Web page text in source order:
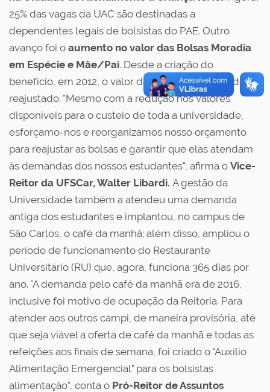
25% das vagas da UAC são destinadas a
dependentes legais de bolsistas do PAE. Outro
avanço foi o aumento no valor das Bolsas Moradia
em Espécie e Mãe/Pai. Desde a criação do
benefício, em 2012, o valor da bolsa não havia sido
reajustado. "Mesmo com a redução nos valores
disponíveis para o custeio de toda a universidade,
esforçamo-nos e reorganizamos nosso orçamento
para reajustar as bolsas e garantir que elas atendam
às demandas dos nossos estudantes", afirma o Vice-
Reitor da UFSCar, Walter Libardi. A gestão da
Universidade também a atendeu uma demanda
antiga dos estudantes e implantou, no campus de
São Carlos, o café da manhã; além disso, ampliou o
período de funcionamento do Restaurante
Universitário (RU) que, agora, funciona 365 dias por
ano. "A demanda pelo café da manhã era de 2016,
inclusive foi motivo de ocupação da Reitoria. Para
atender aos outros campi, de maneira provisória, até
que seja viável a oferta de café da manhã e todas as
refeições aos finais de semana, foi criado o "Auxílio
Alimentação Emergencial" para os bolsistas
alimentação", conta o Pró-Reitor de Assuntos